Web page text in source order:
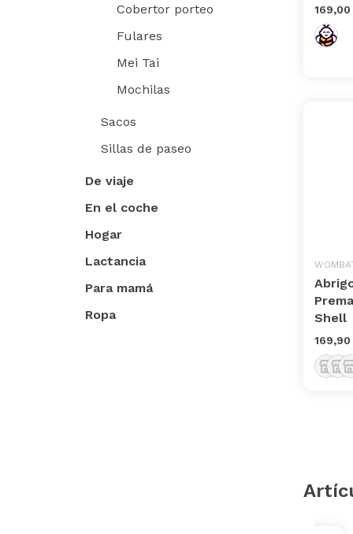
Cobertor porteo
Fulares
Mei Tai
Mochilas
Sacos
Sillas de paseo
De viaje
En el coche
Hogar
Lactancia
Para mamá
Ropa
Shell